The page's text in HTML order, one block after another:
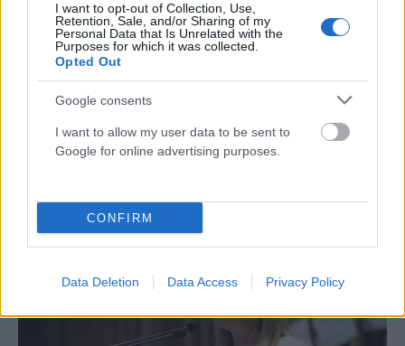
I want to opt-out of Collection, Use,
Retention, Sale, and/or Sharing of my
Personal Data that Is Unrelated with the
Purposes for which it was collected.
Opted Out
Google consents
I want to allow my user data to be sent to
Google for online advertising purposes.
CONFIRM
Data Deletion Data Access Privacy Policy
ΠΑΡΑΣΚΗΝΙΑΚΆ
ΑΝΑΡΤΗΘΗΚΕ ΑΠΟΓΙΆΝΝΗΣ ΚΟΝΤΟΓΕΏΡΓΟΣ